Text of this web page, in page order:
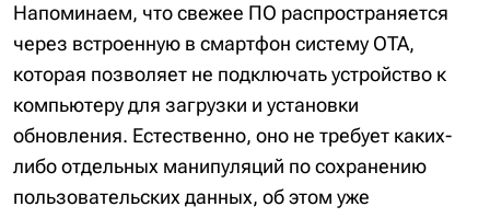
Напоминаем, что свежее ПО распространяется
через встроенную в смартфон систему OTA,
которая позволяет не подключать устройство к
компьютеру для загрузки и установки
обновления. Естественно, оно не требует каких-
либо отдельных манипуляций по сохранению
пользовательских данных, об этом уже